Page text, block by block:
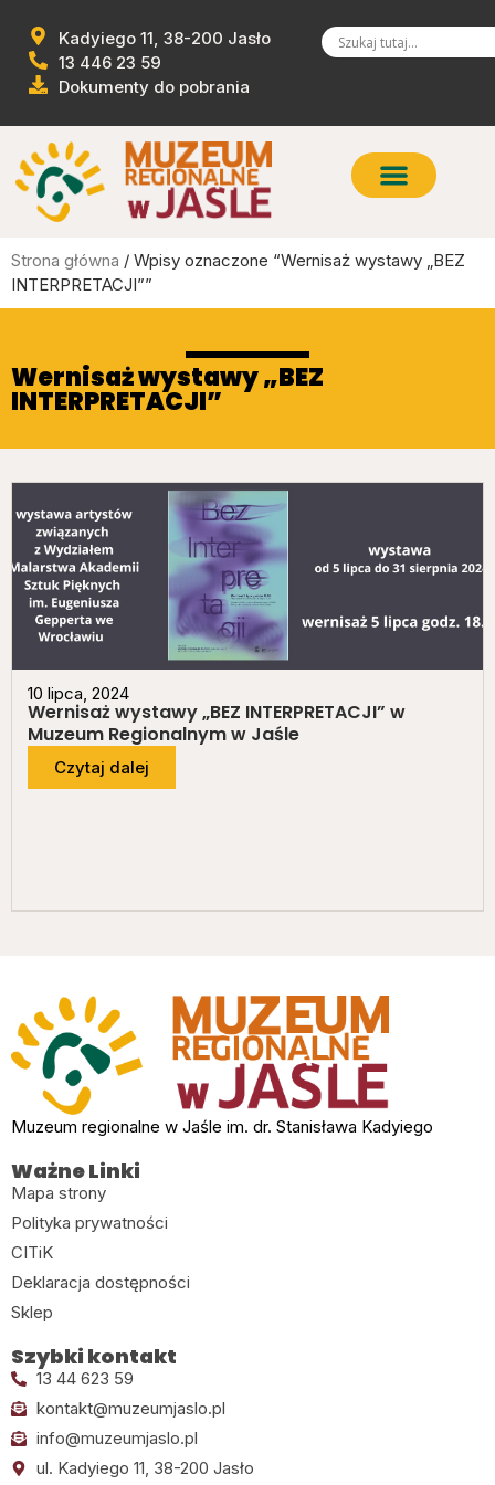
Kadyiego 11, 38-200 Jasło
13 446 23 59
Dokumenty do pobrania
Strona główna / Wpisy oznaczone “Wernisaż wystawy „BEZ
INTERPRETACJI””
Wernisaż wystawy „BEZ
INTERPRETACJI”
10 lipca, 2024
Wernisaż wystawy „BEZ INTERPRETACJI” w
Muzeum Regionalnym w Jaśle
Czytaj dalej
Muzeum regionalne w Jaśle im. dr. Stanisława Kadyiego
Ważne Linki
Mapa strony
Polityka prywatności
CITiK
Deklaracja dostępności
Sklep
Szybki kontakt
13 44 623 59
kontakt@muzeumjaslo.pl
info@muzeumjaslo.pl
ul. Kadyiego 11, 38-200 Jasło